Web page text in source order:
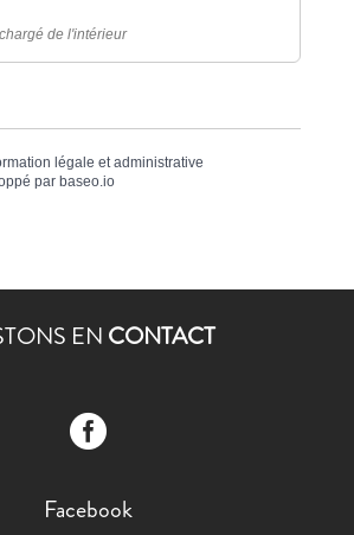
de l'intérieur
légale et administrative
par baseo.io
EN CONTACT

Facebook